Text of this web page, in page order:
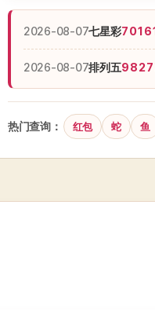
2026-08-07七星彩
2026-08-07排列五
热门查询： 红包 蛇 鱼